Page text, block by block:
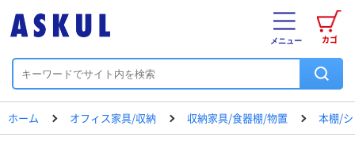
カゴ
メニュー
ホーム オフィス家具/収納 収納家具/食器棚/物置 本棚/